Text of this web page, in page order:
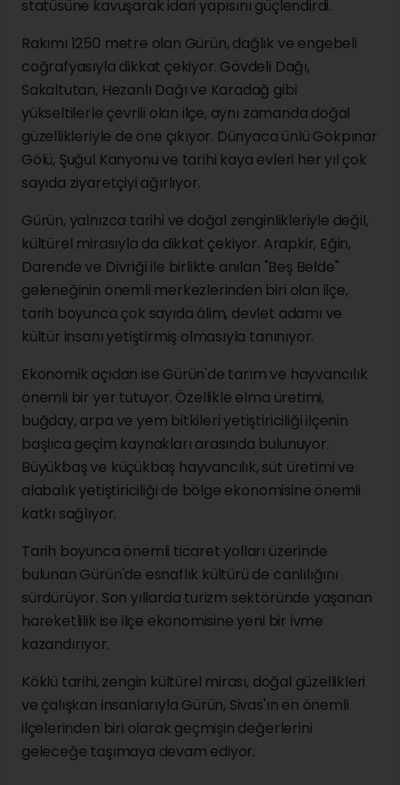
statüsüne kavuşarak idari yapısını güçlendirdi.
Rakımı 1250 metre olan Gürün, dağlık ve engebeli
coğrafyasıyla dikkat çekiyor. Gövdeli Dağı,
Sakaltutan, Hezanlı Dağı ve Karadağ gibi
yükseltilerle çevrili olan ilçe, aynı zamanda doğal
güzellikleriyle de öne çıkıyor. Dünyaca ünlü Gökpınar
Gölü, Şuğul Kanyonu ve tarihi kaya evleri her yıl çok
sayıda ziyaretçiyi ağırlıyor.
Gürün, yalnızca tarihi ve doğal zenginlikleriyle değil,
kültürel mirasıyla da dikkat çekiyor. Arapkir, Eğin,
Darende ve Divriği ile birlikte anılan "Beş Belde"
geleneğinin önemli merkezlerinden biri olan ilçe,
tarih boyunca çok sayıda âlim, devlet adamı ve
kültür insanı yetiştirmiş olmasıyla tanınıyor.
Ekonomik açıdan ise Gürün'de tarım ve hayvancılık
önemli bir yer tutuyor. Özellikle elma üretimi,
buğday, arpa ve yem bitkileri yetiştiriciliği ilçenin
başlıca geçim kaynakları arasında bulunuyor.
Büyükbaş ve küçükbaş hayvancılık, süt üretimi ve
alabalık yetiştiriciliği de bölge ekonomisine önemli
katkı sağlıyor.
Tarih boyunca önemli ticaret yolları üzerinde
bulunan Gürün'de esnaflık kültürü de canlılığını
sürdürüyor. Son yıllarda turizm sektöründe yaşanan
hareketlilik ise ilçe ekonomisine yeni bir ivme
kazandırıyor.
Köklü tarihi, zengin kültürel mirası, doğal güzellikleri
ve çalışkan insanlarıyla Gürün, Sivas'ın en önemli
ilçelerinden biri olarak geçmişin değerlerini
geleceğe taşımaya devam ediyor.